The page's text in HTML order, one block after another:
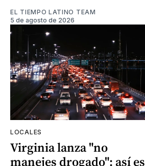
EL TIEMPO LATINO TEAM
5 de agosto de 2026
LOCALES
Virginia lanza "no
manejes drogado": así es